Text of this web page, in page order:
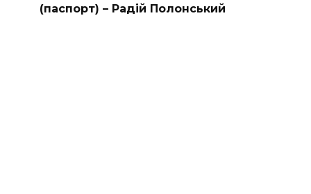
(паспорт) – Радій Полонський